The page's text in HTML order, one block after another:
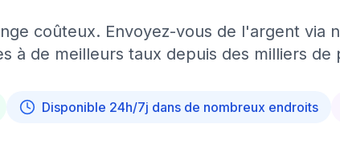
coûteux. Envoyez-vous de l'argent via
à de meilleurs taux depuis des milliers de
Disponible 24h/7j dans de nombreux endroits